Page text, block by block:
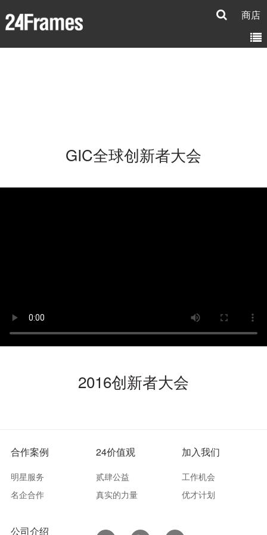
商店
GIC全球创新者大会
2016创新者大会
合作案例
明星服务
名企合作
24价值观
贰肆公益
真实的力量
加入我们
工作机会
优才计划
公司介绍